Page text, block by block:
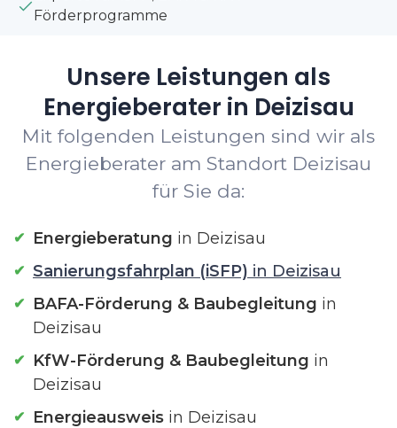
Förderprogramme
Unsere Leistungen als
Energieberater in Deizisau
Mit folgenden Leistungen sind wir als
Energieberater am Standort Deizisau
für Sie da:
Energieberatung in Deizisau
Sanierungsfahrplan (iSFP) in Deizisau
BAFA-Förderung & Baubegleitung in
Deizisau
KfW-Förderung & Baubegleitung in
Deizisau
Energieausweis in Deizisau